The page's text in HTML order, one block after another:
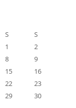
S
S
1
2
8
9
15
16
22
23
29
30